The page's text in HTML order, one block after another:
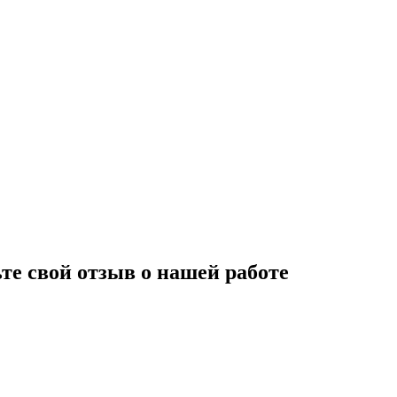
свой отзыв о нашей работе